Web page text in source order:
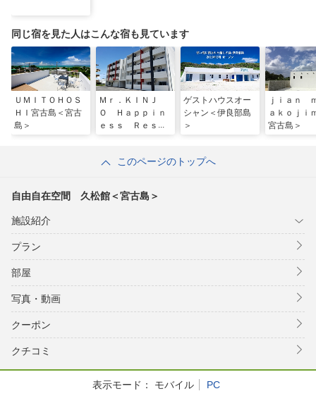
同じ宿を見た人はこんな宿も見ています
ＵＭＩＴＯＨＯＳ
ＨＩ宮古島＜宮古
島＞
Ｍｒ．ＫＩＮＪ
Ｏ Ｈａｐｐｉｎ
ｅｓｓ Ｒｅｓｏ
ゲストハウスオー
シャン＜伊良部島
＞
ｊｉａｎ
ａｋｏｊｉ
宮古島＞
このページのトップへ
自由自在空間 久松館＜宮古島＞
施設紹介
プラン
部屋
写真・動画
クーポン
クチコミ
表示モード： モバイル PC